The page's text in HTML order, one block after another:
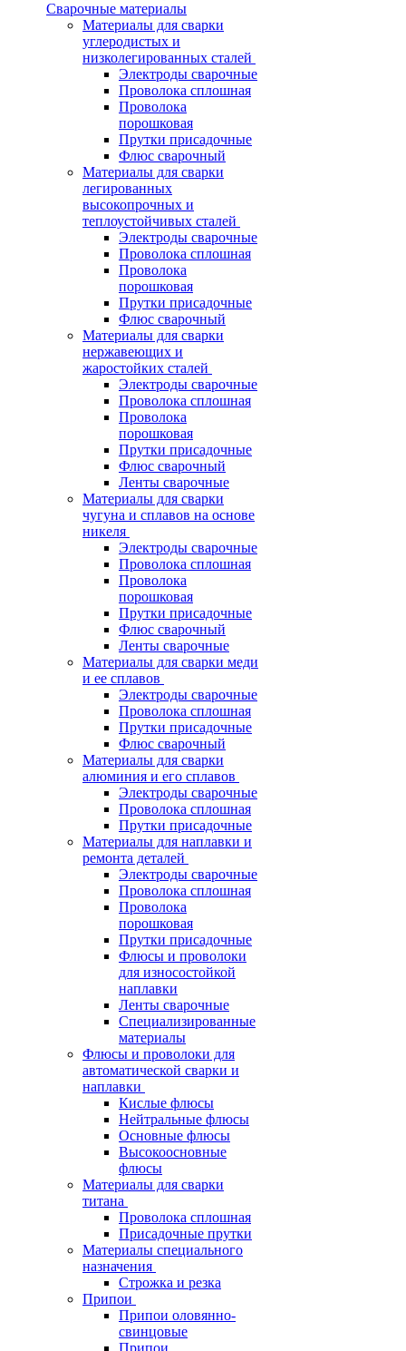
Сварочные материалы
Материалы для сварки
углеродистых и
низколегированных сталей
Электроды сварочные
Проволока сплошная
Проволока
порошковая
Прутки присадочные
Флюс сварочный
Материалы для сварки
легированных
высокопрочных и
теплоустойчивых сталей
Электроды сварочные
Проволока сплошная
Проволока
порошковая
Прутки присадочные
Флюс сварочный
Материалы для сварки
нержавеющих и
жаростойких сталей
Электроды сварочные
Проволока сплошная
Проволока
порошковая
Прутки присадочные
Флюс сварочный
Ленты сварочные
Материалы для сварки
чугуна и сплавов на основе
никеля
Электроды сварочные
Проволока сплошная
Проволока
порошковая
Прутки присадочные
Флюс сварочный
Ленты сварочные
Материалы для сварки меди
и ее сплавов
Электроды сварочные
Проволока сплошная
Прутки присадочные
Флюс сварочный
Материалы для сварки
алюминия и его сплавов
Электроды сварочные
Проволока сплошная
Прутки присадочные
Материалы для наплавки и
ремонта деталей
Электроды сварочные
Проволока сплошная
Проволока
порошковая
Прутки присадочные
Флюсы и проволоки
для износостойкой
наплавки
Ленты сварочные
Специализированные
материалы
Флюсы и проволоки для
автоматической сварки и
наплавки
Кислые флюсы
Нейтральные флюсы
Основные флюсы
Высокоосновные
флюсы
Материалы для сварки
титана
Проволока сплошная
Присадочные прутки
Материалы специального
назначения
Строжка и резка
Припои
Припои оловянно-
свинцовые
Припои